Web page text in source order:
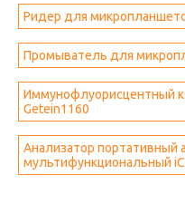
Ридер для
Промыватель для
Иммунофлуорисцентный
Getein1160
Анализатор портативный
мультифункциональный